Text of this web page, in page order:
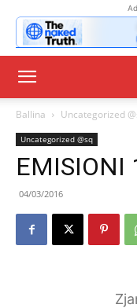
Ballina Uncategorized
Uncategorized @sq
EMISIONI
04/03/2016